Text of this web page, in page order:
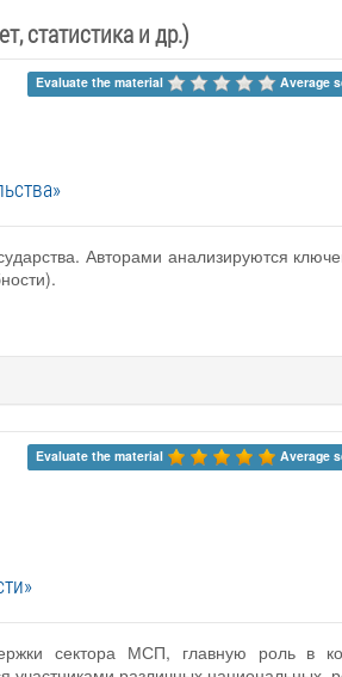
статистика и др.)
Evaluate the material Average
Авторами анализируются
Evaluate the material Average
сектора МСП, главную роль в